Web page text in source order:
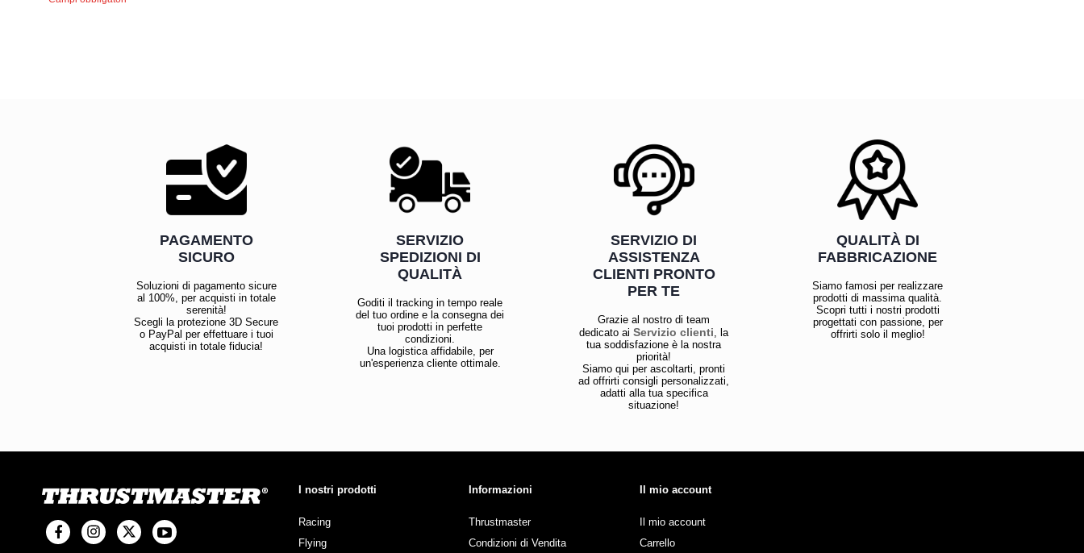
PAGAMENTO
SICURO
Soluzioni di pagamento sicure
al 100%, per acquisti in totale
serenità!
Scegli la protezione 3D Secure
o PayPal per effettuare i tuoi
acquisti in totale fiducia!
SERVIZIO
SPEDIZIONI DI
QUALITÀ
Goditi il tracking in tempo reale
del tuo ordine e la consegna dei
tuoi prodotti in perfette
condizioni.
Una logistica affidabile, per
un'esperienza cliente ottimale.
SERVIZIO DI
ASSISTENZA
CLIENTI PRONTO
PER TE
Grazie al nostro di team
dedicato aiServizio clienti , la
tua soddisfazione è la nostra
priorità!
Siamo qui per ascoltarti, pronti
ad offrirti consigli personalizzati,
adatti alla tua specifica
situazione!
QUALITÀ DI
FABBRICAZIONE
Siamo famosi per realizzare
prodotti di massima qualità.
Scopri tutti i nostri prodotti
progettati con passione, per
offrirti solo il meglio!
I nostri prodotti
Racing
Flying
Informazioni
Thrustmaster
Condizioni di Vendita
Il mio account
Il mio account
Carrello